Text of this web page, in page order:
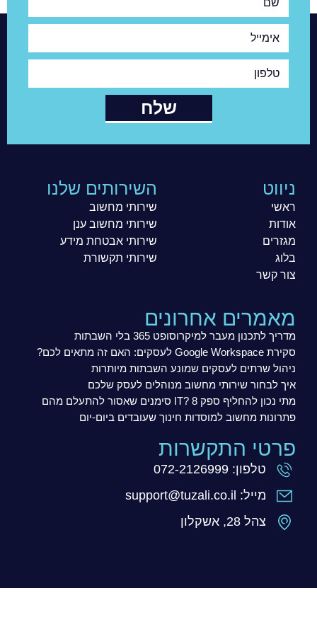
אימייל
טלפון
שלח
ניווט
ראשי
אודות
מגזרים
בלוג
צור קשר
השירותים שלנו
שירותי מחשוב
שירותי מחשוב ענן
שירותי אבטחת מידע
שירותי תקשורת
מאמרים אחרונים
מדריך לתכנון מעבר למיקרוסופט 365 בלי השבתות
סקירת Google Workspace לעסקים: האם זה מתאים לכם?
ניהול שרתים לעסקים שמונע השבתות מיותרות
איך לבחור שירותי מחשוב מנוהלים לעסק שלכם
מתי נכון להחליף ספק IT? 8 סימנים שאסור להתעלם מהם
פתרונות מחשוב למוסדות חינוך שעובדים ביום-יום
פרטי התקשרות
טלפון: 072-2126999
מייל: support@tuzali.co.il
צהל 28, אשקלון